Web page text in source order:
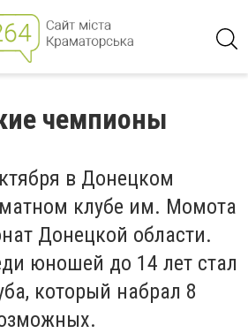
чемпионы
в Донецком
клубе им. Момота
Донецкой области.
юношей до 14 лет стал
который набрал 8